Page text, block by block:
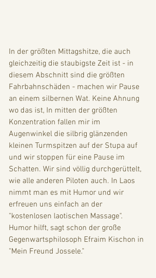
In der größten Mittagshitze, die auch
gleichzeitig die staubigste Zeit ist - in
diesem Abschnitt sind die größten
Fahrbahnschäden - machen wir Pause
an einem silbernen Wat. Keine Ahnung
wo das ist, In mitten der größten
Konzentration fallen mir im
Augenwinkel die silbrig glänzenden
kleinen Turmspitzen auf der Stupa auf
und wir stoppen für eine Pause im
Schatten. Wir sind völlig durchgerüttelt,
wie alle anderen Piloten auch. In Laos
nimmt man es mit Humor und wir
erfreuen uns einfach an der
"kostenlosen laotischen Massage".
Humor hilft, sagt schon der große
Gegenwartsphilosoph Efraim Kischon in
"Mein Freund Jossele."